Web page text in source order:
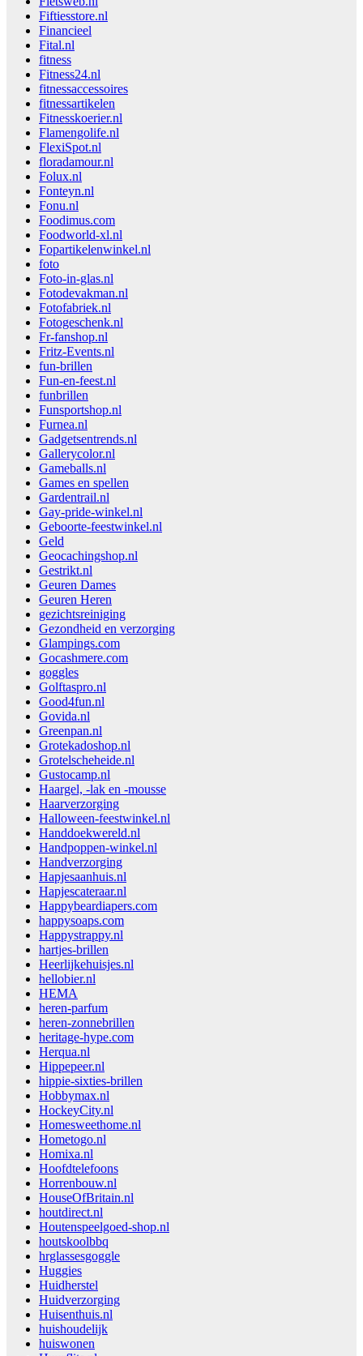
Fiftiesstore.nl
Financieel
Fital.nl
fitness
Fitness24.nl
fitnessaccessoires
fitnessartikelen
Fitnesskoerier.nl
Flamengolife.nl
FlexiSpot.nl
floradamour.nl
Folux.nl
Fonteyn.nl
Fonu.nl
Foodimus.com
Foodworld-xl.nl
Fopartikelenwinkel.nl
foto
Foto-in-glas.nl
Fotodevakman.nl
Fotofabriek.nl
Fotogeschenk.nl
Fr-fanshop.nl
Fritz-Events.nl
fun-brillen
Fun-en-feest.nl
funbrillen
Funsportshop.nl
Furnea.nl
Gadgetsentrends.nl
Gallerycolor.nl
Gameballs.nl
Games en spellen
Gardentrail.nl
Gay-pride-winkel.nl
Geboorte-feestwinkel.nl
Geld
Geocachingshop.nl
Gestrikt.nl
Geuren Dames
Geuren Heren
gezichtsreiniging
Gezondheid en verzorging
Glampings.com
Gocashmere.com
goggles
Golftaspro.nl
Good4fun.nl
Govida.nl
Greenpan.nl
Grotekadoshop.nl
Grotelscheheide.nl
Gustocamp.nl
Haargel, -lak en -mousse
Haarverzorging
Halloween-feestwinkel.nl
Handdoekwereld.nl
Handpoppen-winkel.nl
Handverzorging
Hapjesaanhuis.nl
Hapjescateraar.nl
Happybeardiapers.com
happysoaps.com
Happystrappy.nl
hartjes-brillen
Heerlijkehuisjes.nl
hellobier.nl
HEMA
heren-parfum
heren-zonnebrillen
heritage-hype.com
Herqua.nl
Hippepeer.nl
hippie-sixties-brillen
Hobbymax.nl
HockeyCity.nl
Homesweethome.nl
Hometogo.nl
Homixa.nl
Hoofdtelefoons
Horrenbouw.nl
HouseOfBritain.nl
houtdirect.nl
Houtenspeelgoed-shop.nl
houtskoolbbq
hrglassesgoggle
Huggies
Huidherstel
Huidverzorging
Huisenthuis.nl
huishoudelijk
huiswonen